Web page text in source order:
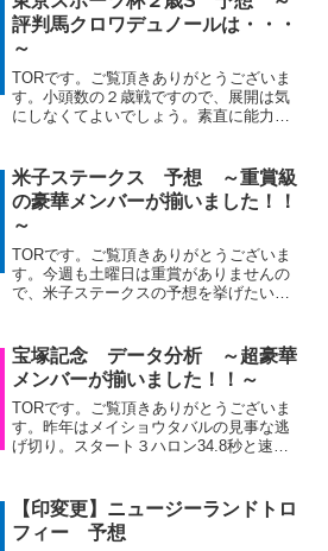
最後の最後で、挑戦し続...
評判馬クロワデュノールは・・・
～
TORです。ご覧頂きありがとうございま
す。小頭数の２歳戦ですので、展開は気
にしなくてよいでしょう。素直に能力が
|| []).pus...
米子ステークス 予想 ～重賞級
の豪華メンバーが揃いました！！
～
TORです。ご覧頂きありがとうございま
す。今週も土曜日は重賞がありませんの
で、米子ステークスの予想を挙げたいと
いメンバーが揃いました。展開ですが、
トゥードジボンかアナゴ...
宝塚記念 データ分析 ～超豪華
メンバーが揃いました！！～
TORです。ご覧頂きありがとうございま
す。昨年はメイショウタバルの見事な逃
げ切り。スタート３ハロン34.8秒と速い
を切るような厳しいラップを刻み続けま
した。最後１...
【印変更】ニュージーランドトロ
フィー 予想